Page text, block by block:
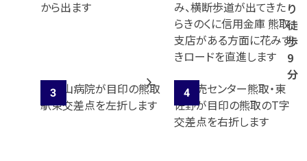
り
徒
歩
9
分
から出ます
み、横断歩道が出てきた
らきのくに信用金庫 熊取
支店がある方面に花みず
きロードを直進します